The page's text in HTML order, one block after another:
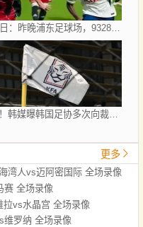
重磅！韩媒曝韩国足协多次向裁判提供性服务 包括世预赛
更多
湾人vs迈阿密国际 全场录像
赛 全场录像
拉vs水晶宫 全场录像
维罗纳 全场录像